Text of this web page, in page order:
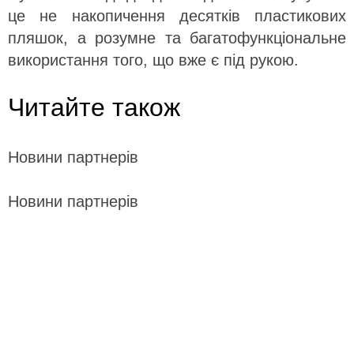
це не накопичення десятків пластикових
пляшок, а розумне та багатофункціональне
використання того, що вже є під рукою.
Читайте також
Новини партнерів
Новини партнерів